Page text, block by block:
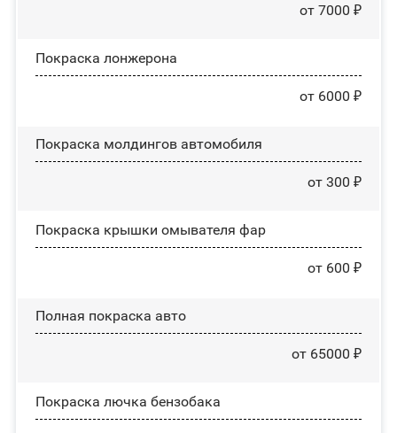
от 7000 ₽
Покраска лонжерона
от 6000 ₽
Покраска молдингов автомобиля
от 300 ₽
Покраска крышки омывателя фар
от 600 ₽
Полная покраска авто
от 65000 ₽
Покраска лючка бензобака